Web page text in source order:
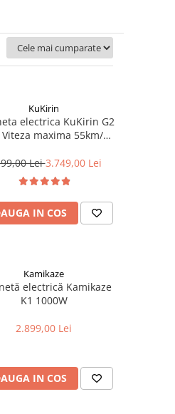
KuKirin
electrica KuKirin G2
Viteza maxima 55km/h,
baterie 48V/20Ah
Lei3.749,00 Lei
IN COS
Kamikaze
electrică Kamikaze
K1 1000W
2.899,00 Lei
IN COS